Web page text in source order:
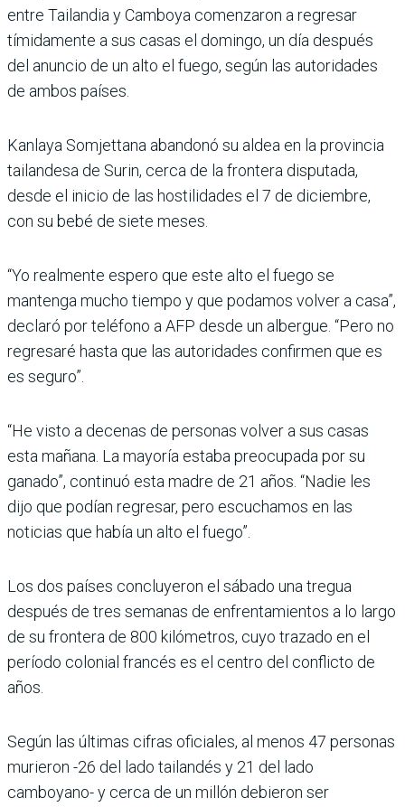
entre Tailandia y Camboya comenzaron a regresar
tímidamente a sus casas el domingo, un día después
del anuncio de un alto el fuego, según las autoridades
de ambos países.
Kanlaya Somjettana abandonó su aldea en la provincia
tailandesa de Surin, cerca de la frontera disputada,
desde el inicio de las hostilidades el 7 de diciembre,
con su bebé de siete meses.
“Yo realmente espero que este alto el fuego se
mantenga mucho tiempo y que podamos volver a casa”,
declaró por teléfono a AFP desde un albergue. “Pero no
regresaré hasta que las autoridades confirmen que es
es seguro”.
“He visto a decenas de personas volver a sus casas
esta mañana. La mayoría estaba preocupada por su
ganado”, continuó esta madre de 21 años. “Nadie les
dijo que podían regresar, pero escuchamos en las
noticias que había un alto el fuego”.
Los dos países concluyeron el sábado una tregua
después de tres semanas de enfrentamientos a lo largo
de su frontera de 800 kilómetros, cuyo trazado en el
período colonial francés es el centro del conflicto de
años.
Según las últimas cifras oficiales, al menos 47 personas
murieron -26 del lado tailandés y 21 del lado
camboyano- y cerca de un millón debieron ser